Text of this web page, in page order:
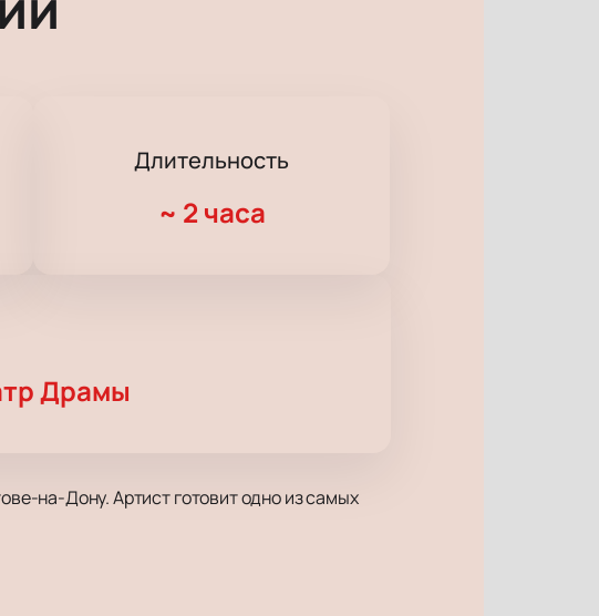
Длительность
~ 2 часа
Драмы
на-Дону. Артист готовит одно из самых
сольная программа превращается в